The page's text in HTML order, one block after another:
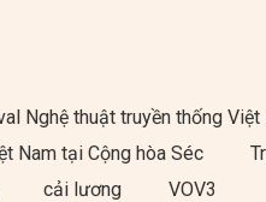
Nghệ thuật truyền thống Việt
Nam tại Cộng hòa Séc
cải lương VOV3